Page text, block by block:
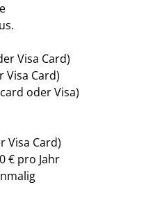
Visa Card)
Visa Card)
oder Visa)
Visa Card)
€ pro Jahr